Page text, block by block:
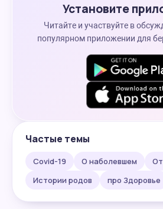
Установите
Читайте и участвуйте в
популярном приложении для
Частые темы
Covid-19 О наболевшем
Истории родов
про Здоровье